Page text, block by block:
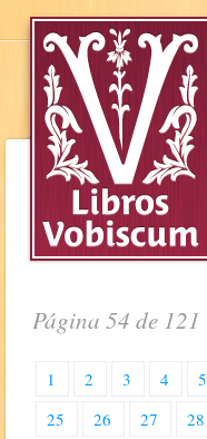
Página 54 de 121
1 2 3 4 5
25
26 27 28